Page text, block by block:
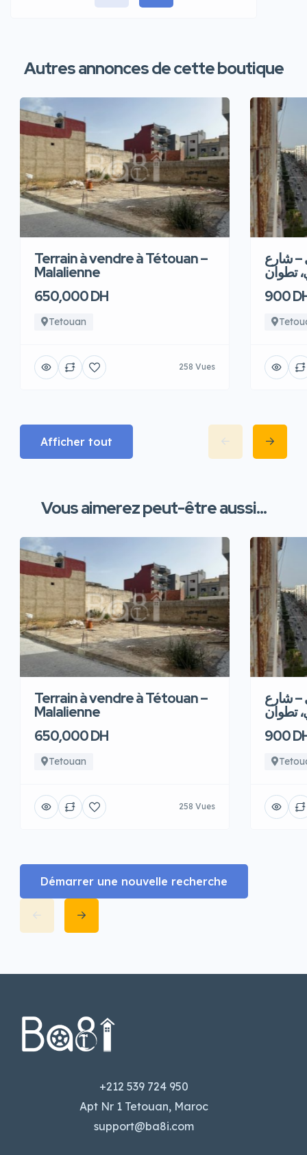
Autres annonces de cette boutique
Terrain à vendre à Tétouan –
Malalienne
650,000 DH
Tetouan
258 Vues
– شارع
تطوان
900
Afficher tout
Vous aimerez peut-être aussi...
Terrain à vendre à Tétouan –
Malalienne
650,000 DH
Tetouan
258 Vues
– شارع
تطوان
900
Démarrer une nouvelle recherche
+212 539 724 950
Apt Nr 1 Tetouan, Maroc
support@ba8i.com